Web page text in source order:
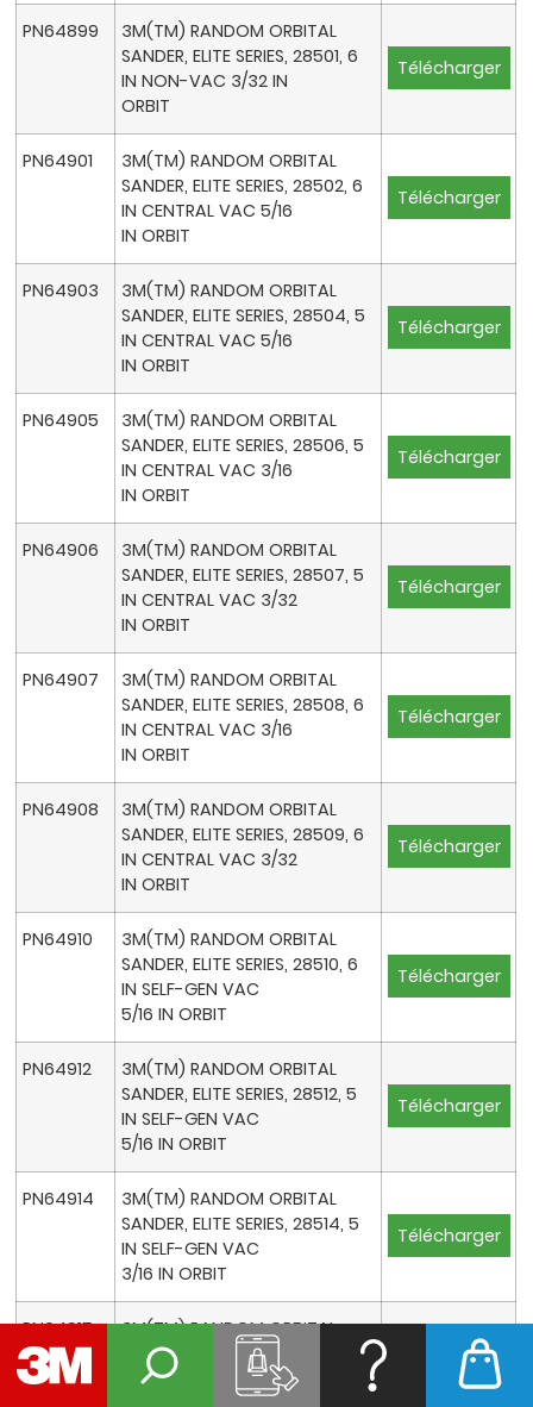
PN64899
3M(TM) RANDOM ORBITAL
SANDER, ELITE SERIES, 28501, 6
IN NON-VAC 3/32 IN
ORBIT
Télécharger
PN64901
3M(TM) RANDOM ORBITAL
SANDER, ELITE SERIES, 28502, 6
IN CENTRAL VAC 5/16
IN ORBIT
Télécharger
PN64903
3M(TM) RANDOM ORBITAL
SANDER, ELITE SERIES, 28504, 5
IN CENTRAL VAC 5/16
IN ORBIT
Télécharger
PN64905
3M(TM) RANDOM ORBITAL
SANDER, ELITE SERIES, 28506, 5
IN CENTRAL VAC 3/16
IN ORBIT
Télécharger
PN64906
3M(TM) RANDOM ORBITAL
SANDER, ELITE SERIES, 28507, 5
IN CENTRAL VAC 3/32
IN ORBIT
Télécharger
PN64907
3M(TM) RANDOM ORBITAL
SANDER, ELITE SERIES, 28508, 6
IN CENTRAL VAC 3/16
IN ORBIT
Télécharger
PN64908
3M(TM) RANDOM ORBITAL
SANDER, ELITE SERIES, 28509, 6
IN CENTRAL VAC 3/32
IN ORBIT
Télécharger
PN64910
3M(TM) RANDOM ORBITAL
SANDER, ELITE SERIES, 28510, 6
IN SELF-GEN VAC
5/16 IN ORBIT
Télécharger
PN64912
3M(TM) RANDOM ORBITAL
SANDER, ELITE SERIES, 28512, 5
IN SELF-GEN VAC
5/16 IN ORBIT
Télécharger
PN64914
3M(TM) RANDOM ORBITAL
SANDER, ELITE SERIES, 28514, 5
IN SELF-GEN VAC
3/16 IN ORBIT
Télécharger
PN64915
3M(TM) RANDOM ORBITAL
SANDER, ELITE SERIES, 28515, 5
IN SELF-GEN VAC
Télécharger